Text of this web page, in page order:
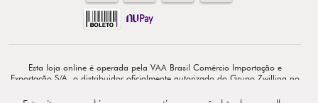
Esta loja online é operada pela VAA Brasil Comércio Importação e
Exportação S/A, o distribuidor oficialmente autorizado do Grupo Zwilling no
exclusivamente responsável por todo o conteúdo e comunicação deste site. ©